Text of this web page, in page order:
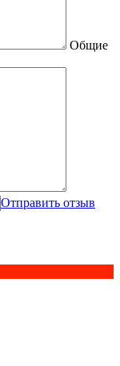
Общие
Отправить отзыв